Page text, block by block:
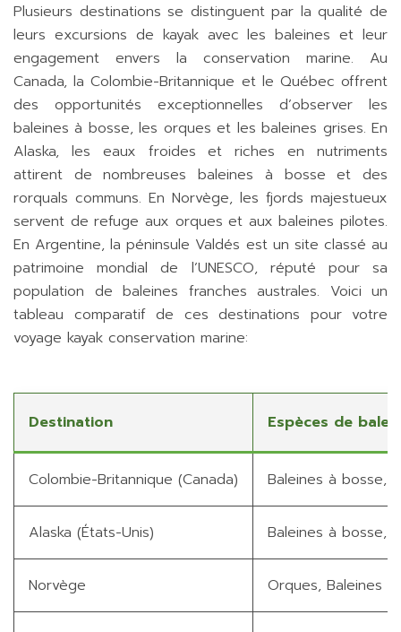
Plusieurs destinations se distinguent par la qualité de
leurs excursions de kayak avec les baleines et leur
engagement envers la conservation marine. Au
Canada, la Colombie-Britannique et le Québec offrent
des opportunités exceptionnelles d’observer les
baleines à bosse, les orques et les baleines grises. En
Alaska, les eaux froides et riches en nutriments
attirent de nombreuses baleines à bosse et des
rorquals communs. En Norvège, les fjords majestueux
servent de refuge aux orques et aux baleines pilotes.
En Argentine, la péninsule Valdés est un site classé au
patrimoine mondial de l’UNESCO, réputé pour sa
population de baleines franches australes. Voici un
tableau comparatif de ces destinations pour votre
voyage kayak conservation marine:
Destination Espèces de
Colombie-Britannique (Canada) Baleines à bosse,
Alaska (États-Unis) Baleines à bosse,
Norvège Orques, Baleines